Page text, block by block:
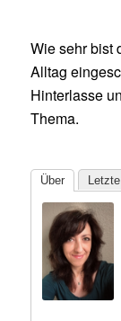
Wie sehr bist
Alltag
Hinterlasse
Thema.
Über